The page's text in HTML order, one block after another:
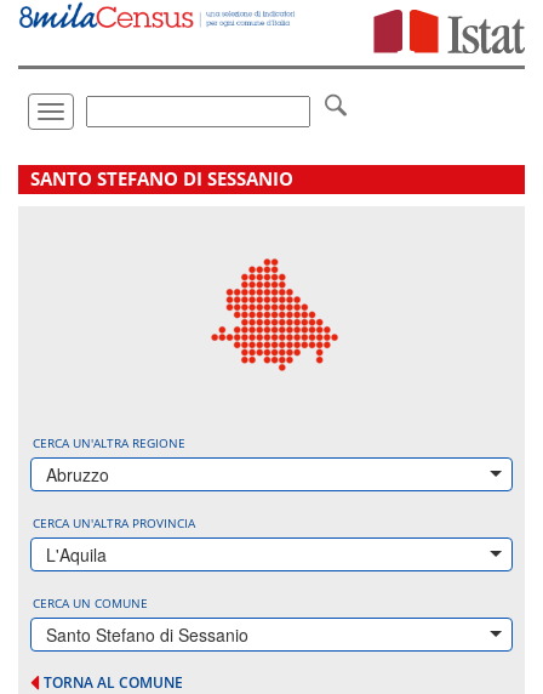
Vai
direttamente
Toggle
navigation
.
SANTO STEFANO DI SESSANIO
CERCA UN'ALTRA REGIONE
Abruzzo
CERCA UN'ALTRA PROVINCIA
L'Aquila
CERCA UN COMUNE
Santo Stefano di Sessanio
TORNA AL COMUNE